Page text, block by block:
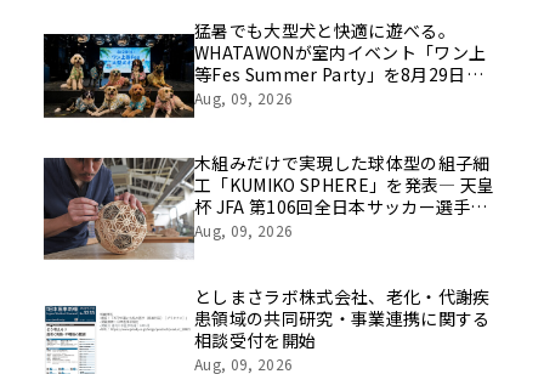
像を公開！
猛暑でも大型犬と快適に遊べる。
WHATAWONが室内イベント「ワン上
等Fes Summer Party」を8月29日開
催
Aug, 09, 2026
木組みだけで実現した球体型の組子細
工「KUMIKO SPHERE」を発表― 天皇
杯 JFA 第106回全日本サッカー選手権
大会の公式ビジュアルにも採用 ―
Aug, 09, 2026
としまさラボ株式会社、老化・代謝疾
患領域の共同研究・事業連携に関する
相談受付を開始
Aug, 09, 2026